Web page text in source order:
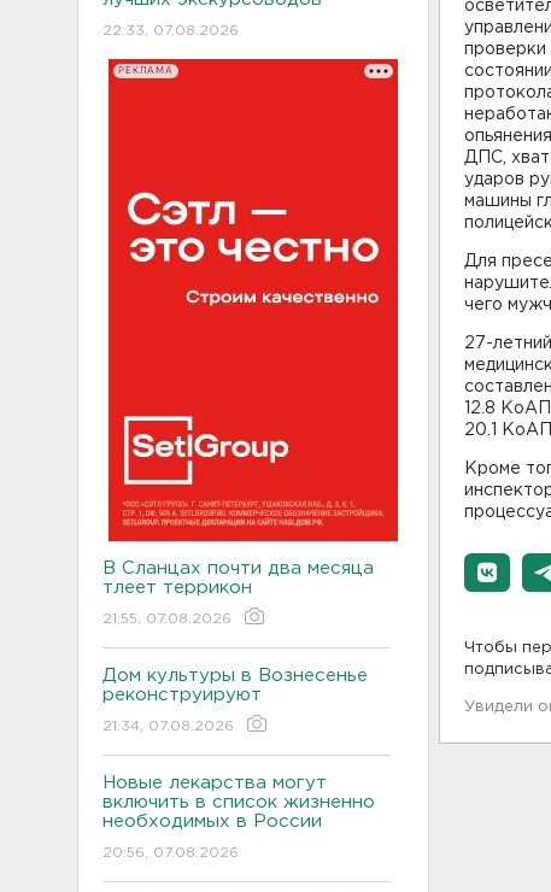
22:33, 07.08.2026
РЕКЛАМА
В Сланцах почти два месяца
тлеет террикон
21:55, 07.08.2026
Дом культуры в Вознесенье
реконструируют
21:34, 07.08.2026
Новые лекарства могут
включить в список жизненно
необходимых в России
20:56, 07.08.2026
проверки
ДПС,
ударов
машины
Для
чего
27-
12.8
20.1
Кроме
Чтобы
Увидели